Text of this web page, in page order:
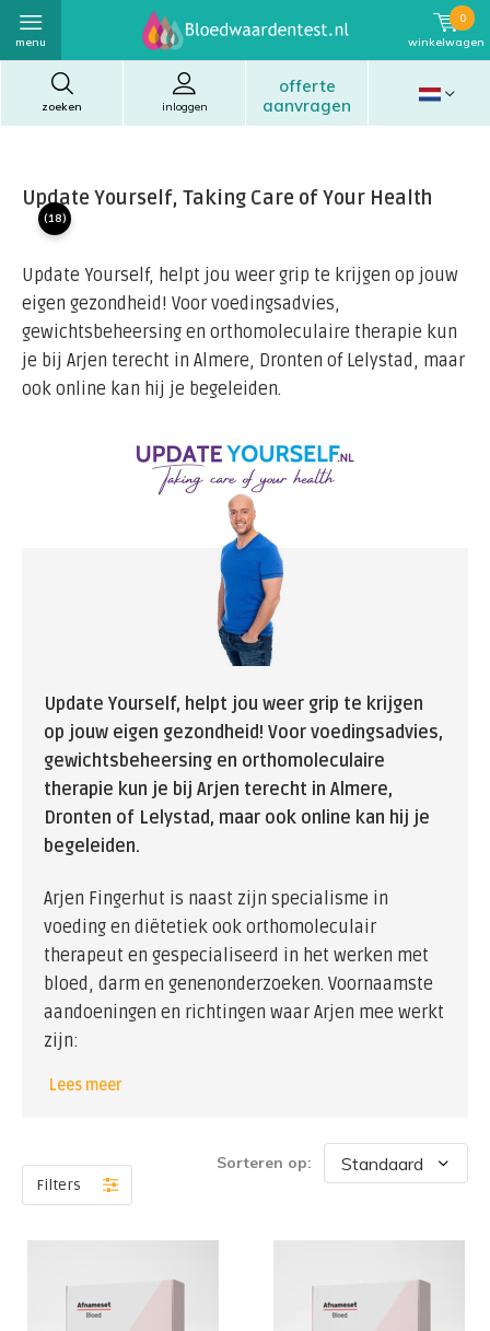
zoeken
offerte
aanvragen
inloggen
menu winkelwagen
0
Update Yourself, Taking Care of Your Health
(18)
Update Yourself, helpt jou weer grip te krijgen op jouw
eigen gezondheid! Voor voedingsadvies,
gewichtsbeheersing en orthomoleculaire therapie kun
je bij Arjen terecht in Almere, Dronten of Lelystad, maar
ook online kan hij je begeleiden.
Update Yourself, helpt jou weer grip te krijgen
op jouw eigen gezondheid! Voor voedingsadvies,
gewichtsbeheersing en orthomoleculaire
therapie kun je bij Arjen terecht in Almere,
Dronten of Lelystad, maar ook online kan hij je
begeleiden.
Arjen Fingerhut is naast zijn specialisme in
voeding en diëtetiek ook orthomoleculair
therapeut en gespecialiseerd in het werken met
bloed, darm en genenonderzoeken. Voornaamste
aandoeningen en richtingen waar Arjen mee werkt
zijn:
Burn-out en andere stress gerelateerde klachten
immuunstoornissen
fibromyalgie
insuline resistentie en diabetes 2
Door een uitgebreide anamnese en goed naar
Lees meer
Filters
Sorteren op: